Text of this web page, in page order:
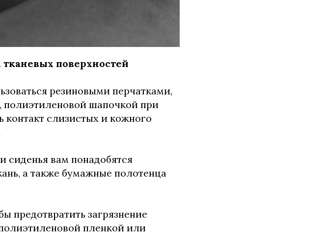
поверхностей
резиновыми перчатками,
полиэтиленовой шапочкой при
контакт слизистых и кожного
сиденья вам понадобятся
а также бумажные полотенца
предотвратить загрязнение
пленкой или